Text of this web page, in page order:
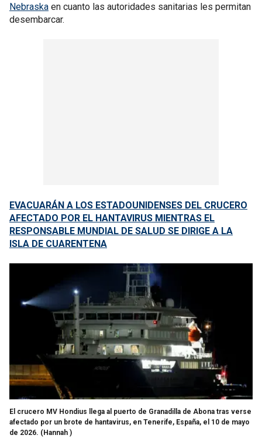
Nebraska en cuanto las autoridades sanitarias les permitan
desembarcar.
EVACUARÁN A LOS ESTADOUNIDENSES DEL CRUCERO
AFECTADO POR EL HANTAVIRUS MIENTRAS EL
RESPONSABLE MUNDIAL DE SALUD SE DIRIGE A LA
ISLA DE CUARENTENA
El crucero MV Hondius llega al puerto de Granadilla de Abona tras verse
afectado por un brote de hantavirus, en Tenerife, España, el 10 de mayo
de 2026. (Hannah )